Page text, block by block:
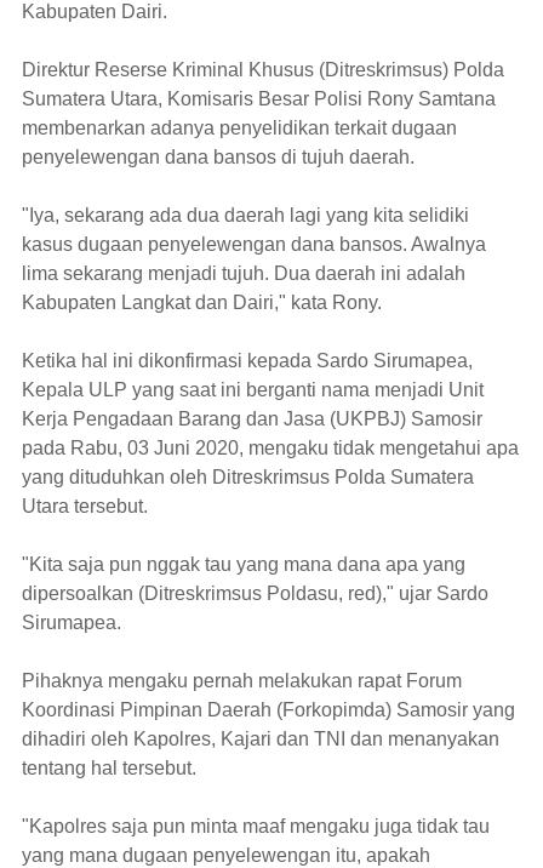
Kabupaten Dairi.
Direktur Reserse Kriminal Khusus (Ditreskrimsus) Polda
Sumatera Utara, Komisaris Besar Polisi Rony Samtana
membenarkan adanya penyelidikan terkait dugaan
penyelewengan dana bansos di tujuh daerah.
"Iya, sekarang ada dua daerah lagi yang kita selidiki
kasus dugaan penyelewengan dana bansos. Awalnya
lima sekarang menjadi tujuh. Dua daerah ini adalah
Kabupaten Langkat dan Dairi," kata Rony.
Ketika hal ini dikonfirmasi kepada Sardo Sirumapea,
Kepala ULP yang saat ini berganti nama menjadi Unit
Kerja Pengadaan Barang dan Jasa (UKPBJ) Samosir
pada Rabu, 03 Juni 2020, mengaku tidak mengetahui apa
yang dituduhkan oleh Ditreskrimsus Polda Sumatera
Utara tersebut.
"Kita saja pun nggak tau yang mana dana apa yang
dipersoalkan (Ditreskrimsus Poldasu, red)," ujar Sardo
Sirumapea.
Pihaknya mengaku pernah melakukan rapat Forum
Koordinasi Pimpinan Daerah (Forkopimda) Samosir yang
dihadiri oleh Kapolres, Kajari dan TNI dan menanyakan
tentang hal tersebut.
"Kapolres saja pun minta maaf mengaku juga tidak tau
yang mana dugaan penyelewengan itu, apakah